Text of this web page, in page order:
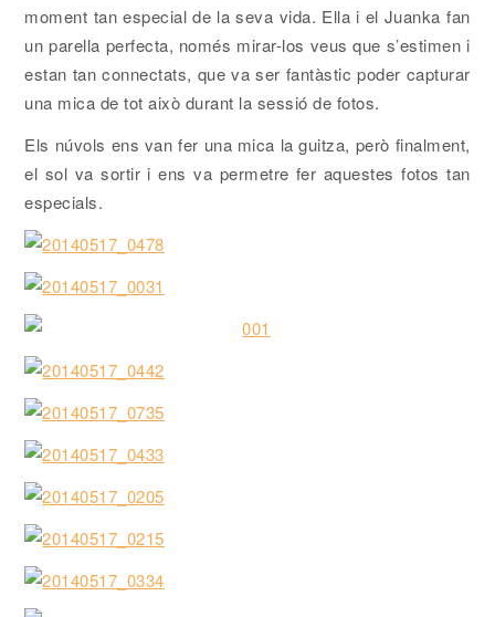
moment tan especial de la seva vida. Ella i el Juanka fan
un parella perfecta, només mirar-los veus que s’estimen i
estan tan connectats, que va ser fantàstic poder capturar
una mica de tot això durant la sessió de fotos.
Els núvols ens van fer una mica la guitza, però finalment,
el sol va sortir i ens va permetre fer aquestes fotos tan
especials.